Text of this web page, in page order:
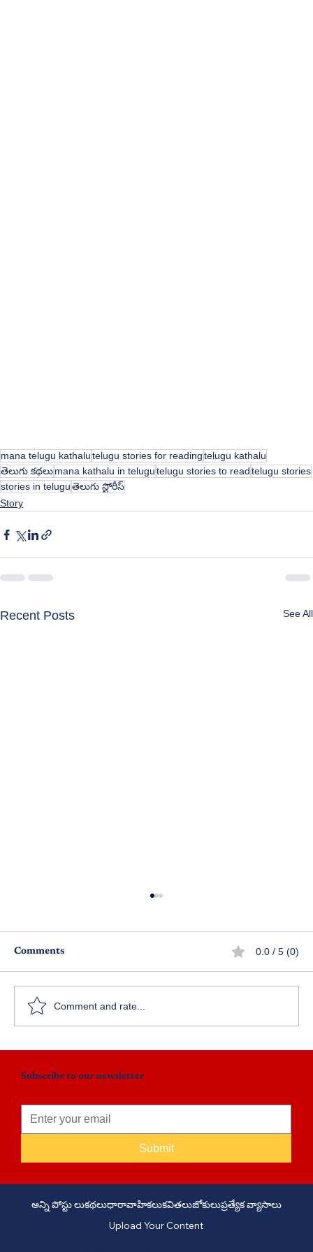
mana telugu kathalutelugu stories for readingtelugu kathalu
తెలుగు కథలుmana kathalu in telugutelugu stories to readtelugu stories
stories in teluguతెలుగు స్టోరీస్
Story
Recent Posts See All
Comments 0.0 / 5 (0)
Comment and rate...
Subscribe to our newsletter
Submit
అన్ని పోస్టు లుకథలుధారావాహికలుకవితలుజోకులుప్రత్యేక వ్యాసాలు
Upload Your Content